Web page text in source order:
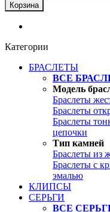
Корзина
Категории
БРАСЛЕТЫ
ВСЕ
Модель
Браслеты
Браслеты
Браслеты
цепочки
Тип камней
Браслеты из
Браслеты с
эмалью
КЛИПСЫ
СЕРЬГИ
ВСЕ